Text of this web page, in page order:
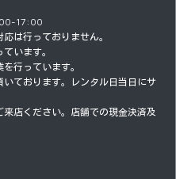
17:00
は行っておりません。
います。
行っています。
ております。レンタル日当日にサ
店ください。店舗での現金決済及